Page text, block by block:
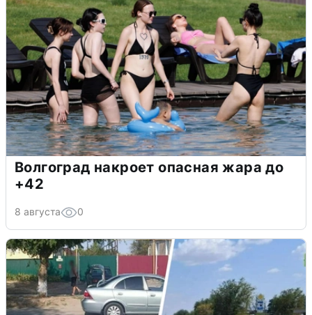
Волгоград накроет опасная жара до
+42
8 августа 0